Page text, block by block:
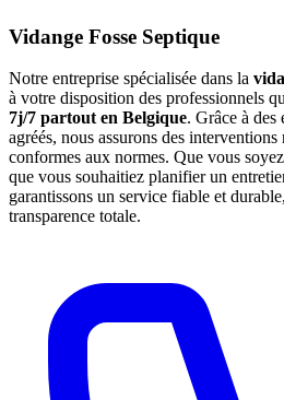
Vidange Fosse Septique
Notre entreprise spécialisée dans la
à votre disposition des professionnels
7j/7 partout en Belgique. Grâce à des
agréés, nous assurons des
conformes aux normes. Que vous
que vous souhaitiez planifier un
garantissons un service fiable et
transparence totale.